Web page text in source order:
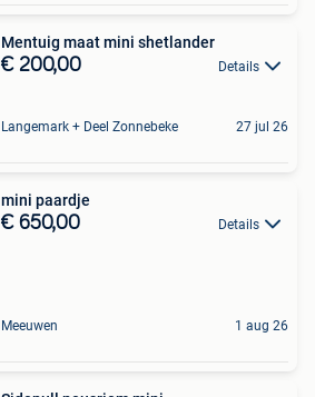
Mentuig maat mini shetlander
€ 200,00 Details
Langemark + Deel Zonnebeke 27 jul 26
mini paardje
€ 650,00 Details
Meeuwen 1 aug 26